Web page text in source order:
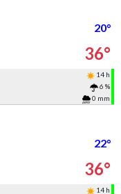
20°
36°
14 h
6 %
0 mm
22°
36°
14 h